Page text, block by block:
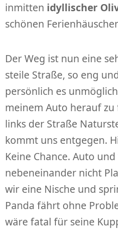
inmitten idyllischer
schönen
Der Weg ist nun eine
steile Straße, so eng
persönlich es
meinem Auto herauf zu
links der Straße
kommt uns entgegen.
Keine Chance. Auto
nebeneinander nicht
wir eine Nische und
Panda fährt ohne
wäre fatal für seine